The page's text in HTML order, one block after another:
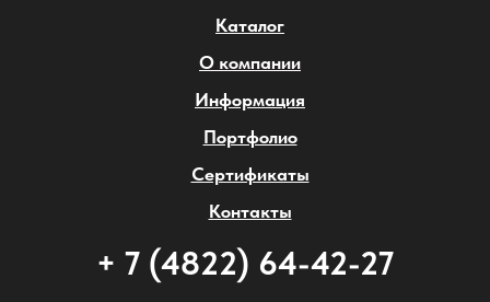
Каталог
О компании
Информация
Портфолио
Сертификаты
Контакты
+ 7 (4822) 64-42-27